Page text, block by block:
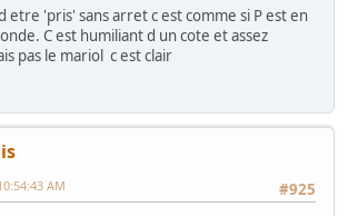
etre 'pris' sans arret c est comme si P est en
C est humiliant d un cote et assez
pas le mariol c est clair
#925
AM